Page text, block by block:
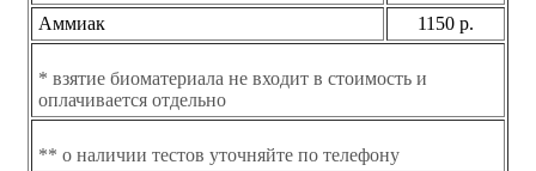
Аммиак 1150 р.
* взятие биоматериала не входит в стоимость и
оплачивается отдельно
** о наличии тестов уточняйте по телефону